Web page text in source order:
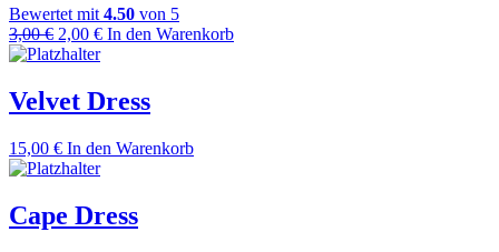
Bewertet mit4.50 von 5
3,00€ Ursprünglicher
Preis
3,00 €
2,00 €Aktueller
2,00 €.
In den Warenkorb
Velvet Dress
15,00 € In den Warenkorb
Cape Dress